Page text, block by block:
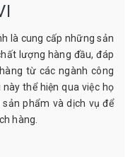
là cung cấp những sản
lượng hàng đầu, đáp
từ các ngành công
thể hiện qua việc họ
phẩm và dịch vụ để
hàng.